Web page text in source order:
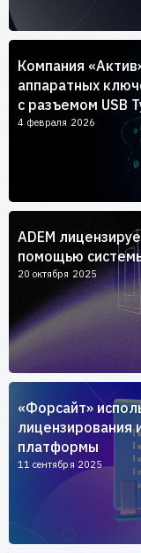
Компания
аппаратных
с разъемом USB
4 февраля 2026
ADEM
помощью
20 октября 2025
«Форсайт»
лицензирования
платформы
11 сентября 2025